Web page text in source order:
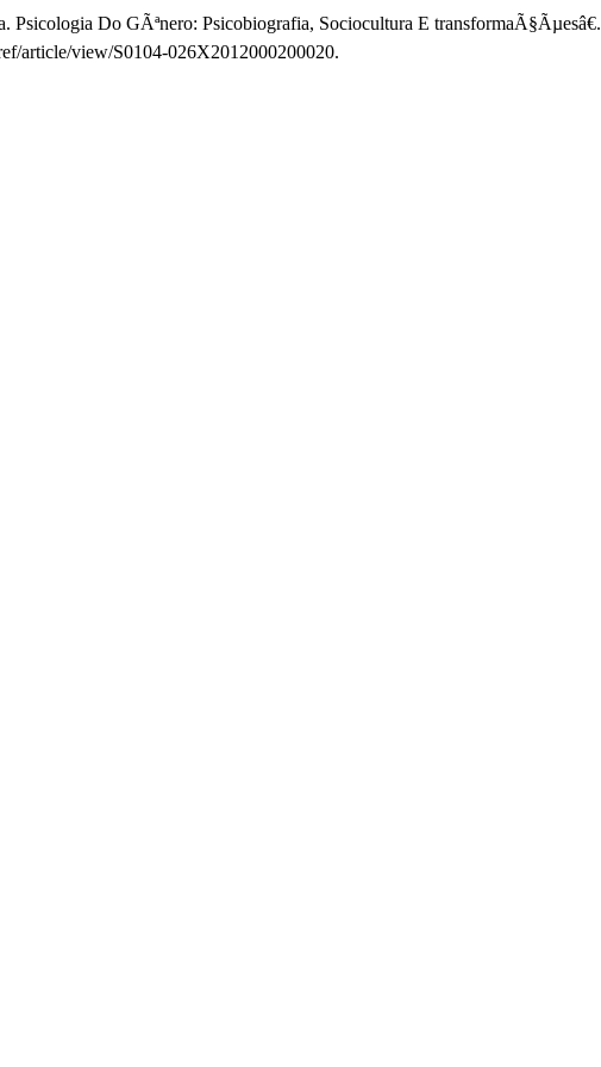
Do GÃªnero: Psicobiografia, Sociocultura E transformaÃ§Ãµesâ€.
article/view/S0104-026X2012000200020.